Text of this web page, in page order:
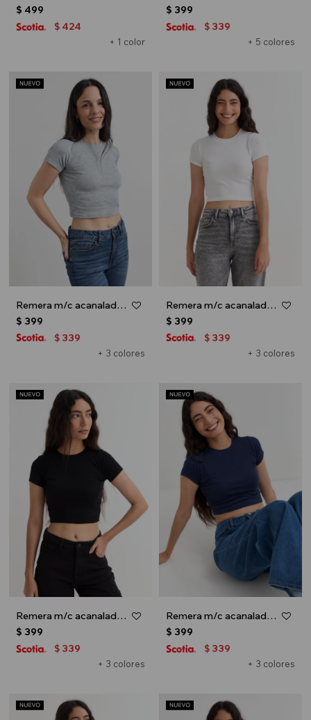
+ 1 color
$ 499
$ 424
+ 5 colores
$ 399
$ 339
Remera m/c acanalada cuello a la base - Gris melange
+ 3 colores
$ 399
$ 339
Remera m/c acanalada cuello a la base - Blanco
+ 3 colores
$ 399
$ 339
Remera m/c acanalada cuello a la base - Negro
+ 3 colores
$ 399
$ 339
Remera m/c acanalada cuello a la base - Azul marino
+ 3 colores
$ 399
$ 339